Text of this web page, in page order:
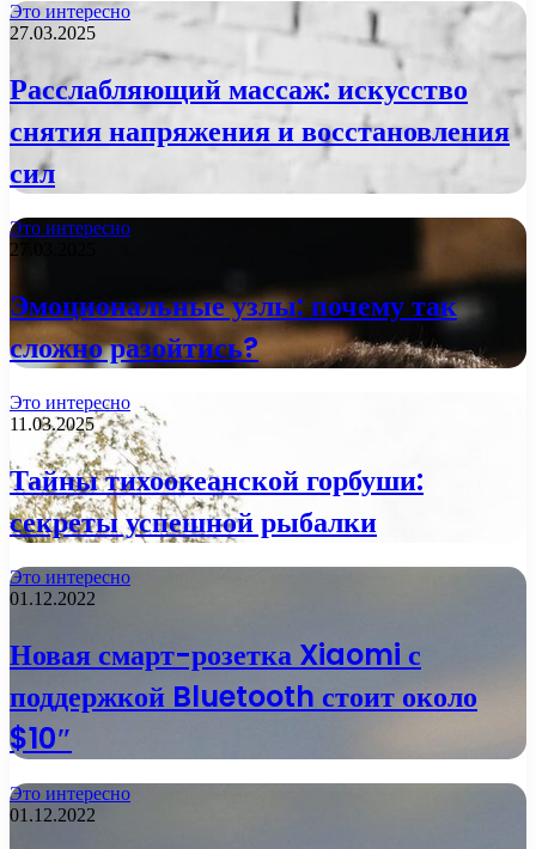
Это интересно
27.03.2025
Расслабляющий массаж: искусство
снятия напряжения и восстановления
сил
Это интересно
27.03.2025
Эмоциональные узлы: почему так
сложно разойтись?
Это интересно
11.03.2025
Тайны тихоокеанской горбуши:
секреты успешной рыбалки
Это интересно
01.12.2022
Новая смарт-розетка Xiaomi с
поддержкой Bluetooth стоит около
$10″
Это интересно
01.12.2022